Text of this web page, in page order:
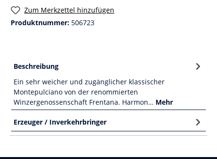
Zum Merkzettel hinzufügen
Produktnummer: 506723
Beschreibung
Ein sehr weicher und zugänglicher klassischer
Montepulciano von der renommierten
Winzergenossenschaft Frentana. Harmon… Mehr
Erzeuger / Inverkehrbringer